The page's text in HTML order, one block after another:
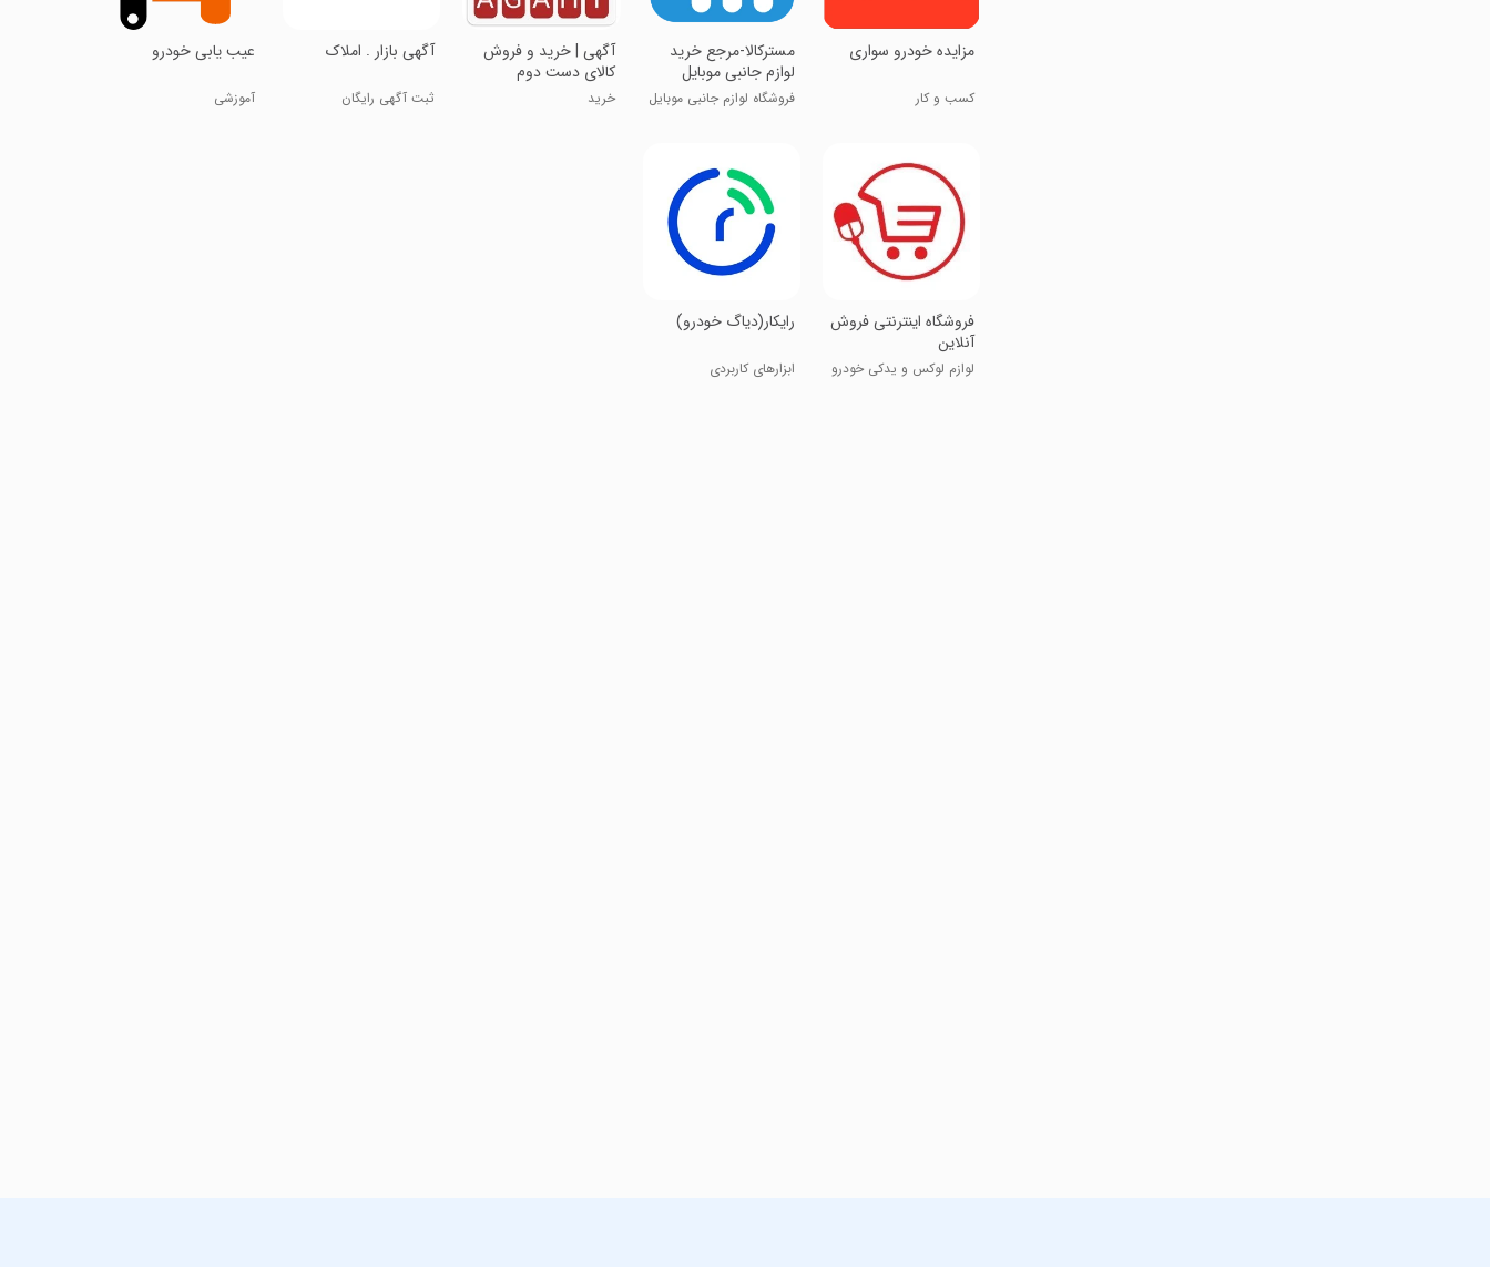
مزایده خودرو سواری
کسب و کار
‏مسترکالا-مرجع خرید
لوازم جانبی موبایل
فروشگاه لوازم جانبی موبایل
آگهی | خرید و فروش
کالای دست دوم
خرید
‏‏آگهی بازار . املاک
ثبت آگهی رایگان
عیب یابی خودرو
آموزشی
فروشگاه اینترنتی فروش
آنلاین
لوازم لوکس و یدکی خودرو
رایکار(دیاگ خودرو)
ابزارهای کاربردی